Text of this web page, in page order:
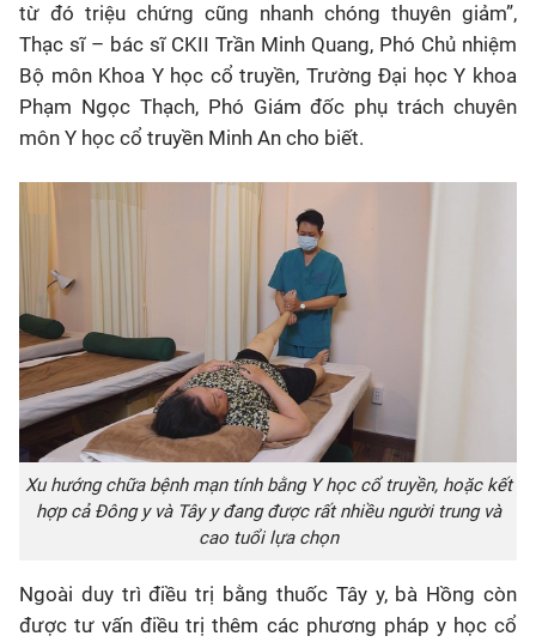
từ đó triệu chứng cũng nhanh chóng thuyên giảm”,
Thạc sĩ – bác sĩ CKII Trần Minh Quang, Phó Chủ nhiệm
Bộ môn Khoa Y học cổ truyền, Trường Đại học Y khoa
Phạm Ngọc Thạch, Phó Giám đốc phụ trách chuyên
môn Y học cổ truyền Minh An cho biết.
Xu hướng chữa bệnh mạn tính bằng Y học cổ truyền, hoặc kết
hợp cả Đông y và Tây y đang được rất nhiều người trung và
cao tuổi lựa chọn
Ngoài duy trì điều trị bằng thuốc Tây y, bà Hồng còn
được tư vấn điều trị thêm các phương pháp y học cổ